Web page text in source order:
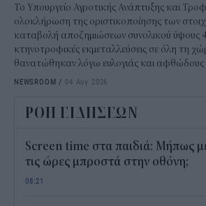
Το Υπουργείο Αγροτικής Ανάπτυξης και
ολοκλήρωση της οριστικοποίησης των
καταβολή αποζημιώσεων συνολικού ύψους
κτηνοτροφικές εκμεταλλεύσεις σε όλη τη
θανατώθηκαν λόγω ευλογιάς και αφθώδους
NEWSROOM / 04 Αυγ 2026
ΡΟΗ ΕΙΔΗΣΕΩΝ
Screen time στα παιδιά: Μήπως
τις ώρες μπροστά στην οθόνη;
08:21